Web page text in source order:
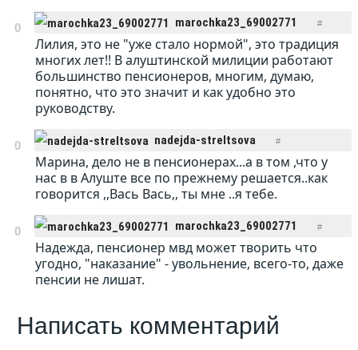
0 marochka23_69002771 #
20:19 09.06.2017 ОТВЕТИТЬ
Лилия, это не "уже стало нормой", это традиция
многих лет!! В алуштинской милиции работают
большинство пенсионеров, многим, думаю,
понятно, что это значит и как удобно это
руководству.
0 nadejda-streltsova #
23:36 09.06.2017 ОТВЕТИТЬ
Марина, дело не в пенсионерах...а в том ,что у
нас в в Алуште все по прежнему решается..как
говорится ,,Вась Вась,, ты мне ..я тебе.
0 marochka23_69002771 #
23:47 09.06.2017 ОТВЕТИТЬ
Надежда, пенсионер мвд может творить что
угодно, "наказание" - увольнение, всего-то, даже
пенсии не лишат.
Написать комментарий